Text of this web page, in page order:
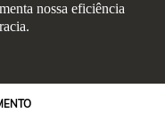
nossa eficiência